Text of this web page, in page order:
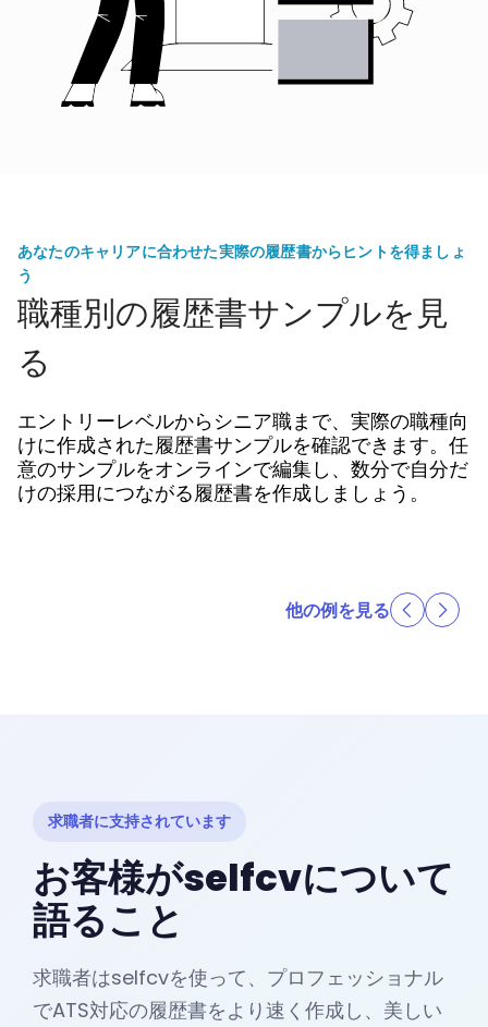
あなたのキャリアに合わせた実際の履歴書からヒントを得ましょ
う
職種別の履歴書サンプルを見
る
エントリーレベルからシニア職まで、実際の職種向
けに作成された履歴書サンプルを確認できます。任
意のサンプルをオンラインで編集し、数分で自分だ
けの採用につながる履歴書を作成しましょう。
他の例を見る
求職者に支持されています
お客様がselfcvについて
語ること
求職者はselfcvを使って、プロフェッショナル
でATS対応の履歴書をより速く作成し、美しい